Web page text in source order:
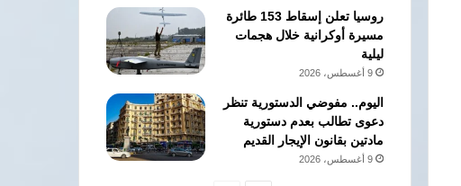
روسيا تعلن إسقاط 153 طائرة
مسيرة أوكرانية خلال هجمات
ليلية
9 أغسطس، 2026
اليوم.. مفوضي الدستورية تنظر
دعوى تطالب بعدم دستورية
مادتين بقانون الإيجار القديم
9 أغسطس، 2026